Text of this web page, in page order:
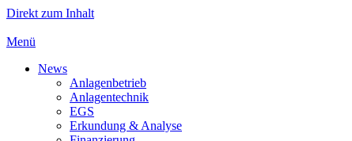
Direkt zum Inhalt
Menü
News
Anlagenbetrieb
Anlagentechnik
EGS
Erkundung & Analyse